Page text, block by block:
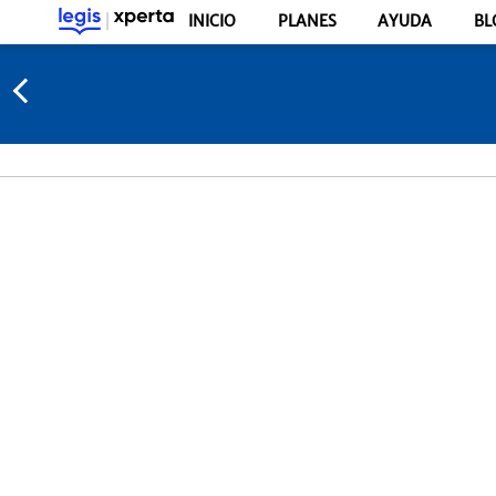
INICIO PLANES AYUDA